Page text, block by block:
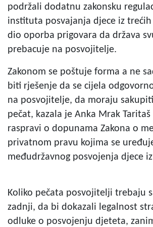
podržali dodatnu zakonsku
instituta posvajanja djece iz
dio oporba prigovara da država
prebacuje na posvojitelje.
Zakonom se poštuje forma a ne
biti rješenje da se cijela
na posvojitelje, da moraju
pečat, kazala je Anka Mrak Taritaš
raspravi o dopunama Zakona o
privatnom pravu kojima se
međudržavnog posvojenja djece
Koliko pečata posvojitelji trebaju
zadnji, da bi dokazali legalnost
odluke o posvojenju djeteta,